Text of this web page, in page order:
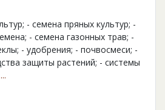
- семена пряных культур; -
- семена газонных трав; -
- удобрения; - почвосмеси; -
защиты растений; - системы
...